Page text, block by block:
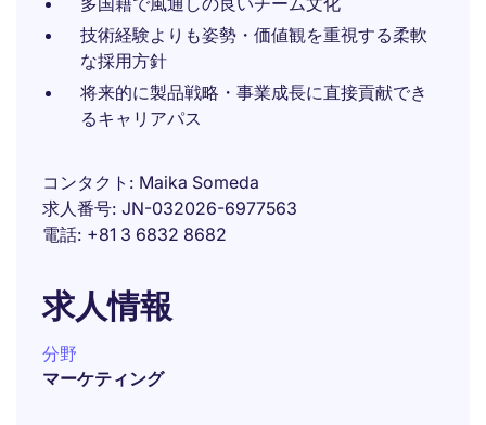
技術経験よりも姿勢・価値観を重視する柔軟
な採用方針
将来的に製品戦略・事業成長に直接貢献でき
るキャリアパス
コンタクト
Maika Someda
求人番号 JN-032026-6977563
電話 +81 3 6832 8682
求人情報
分野
マーケティング